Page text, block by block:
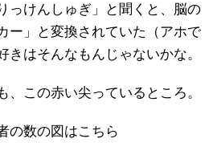
っけんしゅぎ」と聞くと、脳の
ー」と変換されていた（アホで
きはそんなもんじゃないかな。
、この赤い尖っているところ。
の数の図はこちら